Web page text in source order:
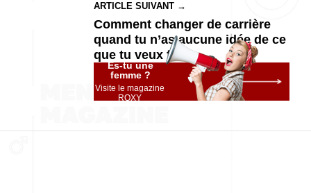
ARTICLE SUIVANT →
Comment changer de carrière
quand tu n’as aucune idée de ce
que tu veux faire
Es-tu une
femme ?
Visite le magazine
ROXY